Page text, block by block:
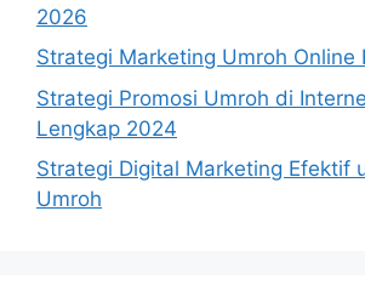
2026
Strategi Marketing Umroh Online
Strategi Promosi Umroh di
Lengkap 2024
Strategi Digital Marketing Efektif
Umroh